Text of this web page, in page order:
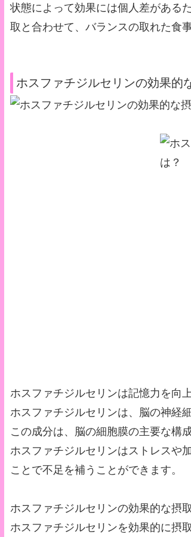
状態によって効果には個人差がある
取と合わせて、バランスの取れた食
ホスファチジルセリンの効果的
ホスファチジルセリンは記憶力を向
ホスファチジルセリンは、脳の神経
この成分は、脳の細胞膜の主要な構
ホスファチジルセリンはストレスや
ことで不足を補うことができます。
ホスファチジルセリンの効果的な摂
ホスファチジルセリンを効果的に摂